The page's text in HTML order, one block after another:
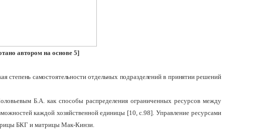
автором на основе 5]
степень самостоятельности отдельных подразделений в принятии решений
Б.А. как способы распределения ограниченных ресурсов между
каждой хозяйственной единицы [10, с.98]. Управление ресурсами
БКГ и матрицы Мак-Кинзи.